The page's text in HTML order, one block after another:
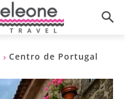
Centro de Portugal